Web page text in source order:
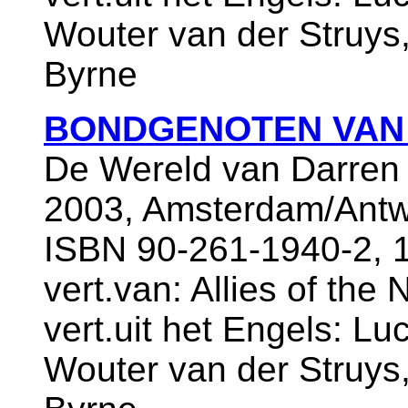
Wouter van der
Byrne
BONDGENOTEN
De Wereld van
2003, Amsterdam/
ISBN 90-261-1940-2,
vert.van: Allies of the
vert.uit het Engels:
Wouter van der